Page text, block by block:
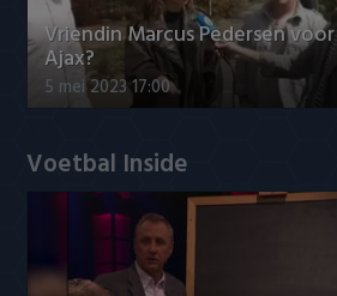
Vriendin Marcus Pedersen voor
Ajax?
5 mei 2023 17:00
Voetbal Inside